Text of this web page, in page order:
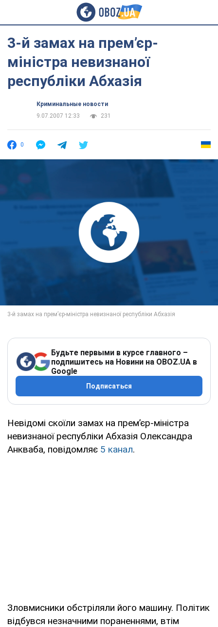
3-й замах на прем’єр-
міністра невизнаної
республіки Абхазія
Криминальные новости
9.07.2007 12:33
231
0
Будьте первыми в курсе главного –
подпишитесь на Новини на OBOZ.UA в
Google
Подписаться
Невідомі скоїли замах на прем’єр-міністра
невизнаної республіки Абхазія Олександра
Анкваба, повідомляє 5 канал.
Зловмисники обстріляли його машину. Політик
відбувся незначними пораненнями, втім